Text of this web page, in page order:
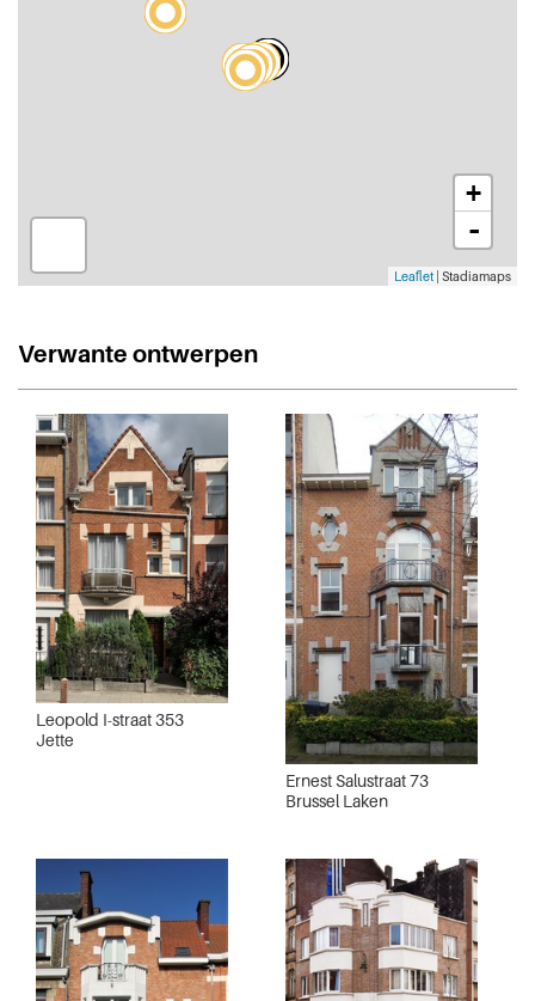
+
-
Leaflet | Stadiamaps
Verwante ontwerpen
Leopold I-straat 353
Jette
Ernest Salustraat 73
Brussel Laken